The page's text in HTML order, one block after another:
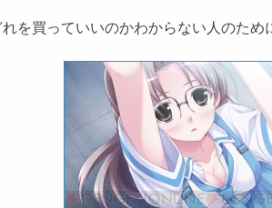
買っていいのかわからない人のため